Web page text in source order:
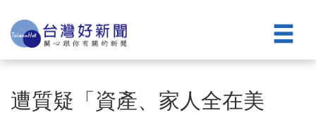
遭質疑「資產、家人全在美